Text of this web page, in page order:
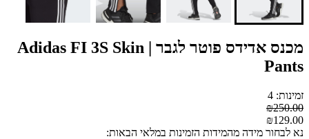
מכנס אדידס פוטר לגבר | Adidas FI 3S Skin
Pants
זמינות: 4
₪250.00
₪129.00
נא לבחור מידה מהמידות הזמינות במלאי הבאות: